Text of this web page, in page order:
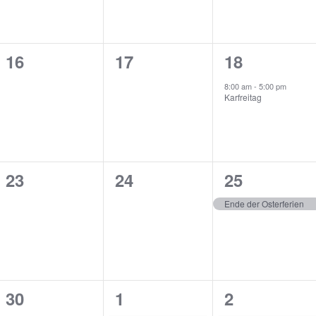
0
16
0
Veranstaltungen,
17
1
18
8:00 am- 5:00 pm
Karfreitag
0
23
0
Veranstaltungen,
24
1
25
Ende der Osterferien
0
30
1
1
1
2